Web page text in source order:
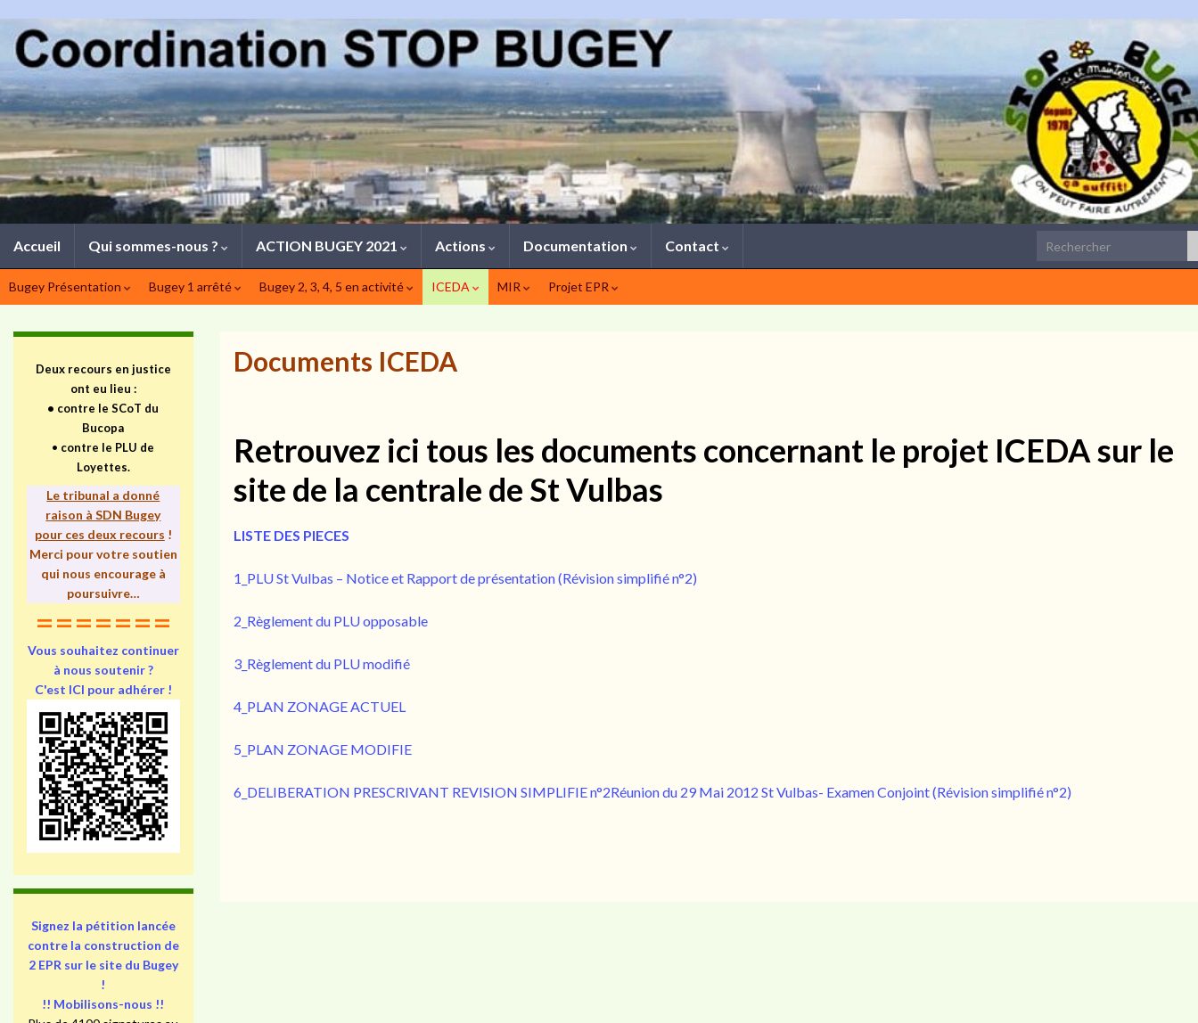
Accueil Qui sommes-nous ? ACTION BUGEY 2021 Actions Documentation Contact Search for:
Bugey Présentation Bugey 1 arrêté Bugey 2, 3, 4, 5 en activité ICEDA MIR Projet EPR
Documents ICEDA
Retrouvez ici tous les documents concernant le projet ICEDA sur le
site de la centrale de St Vulbas
LISTE DES PIECES
1_PLU St Vulbas – Notice et Rapport de présentation (Révision simplifié n°2)
2_Règlement du PLU opposable
3_Règlement du PLU modifié
4_PLAN ZONAGE ACTUEL
5_PLAN ZONAGE MODIFIE
6_DELIBERATION PRESCRIVANT REVISION SIMPLIFIE n°2Réunion du 29 Mai 2012 St Vulbas- Examen Conjoint (Révision simplifié n°2)
Deux recours en justice
ont eu lieu :
• contre le SCoT du
Bucopa
• contre le PLU de
Loyettes.
Le tribunal a donné
raison à SDN Bugey
pour ces deux recours !
Merci pour votre soutien
qui nous encourage à
poursuivre…
=======
Vous souhaitez continuer
à nous soutenir ?
C'est ICI pour adhérer !
Signez la pétition lancée
contre la construction de
2 EPR sur le site du Bugey
!
!! Mobilisons-nous !!